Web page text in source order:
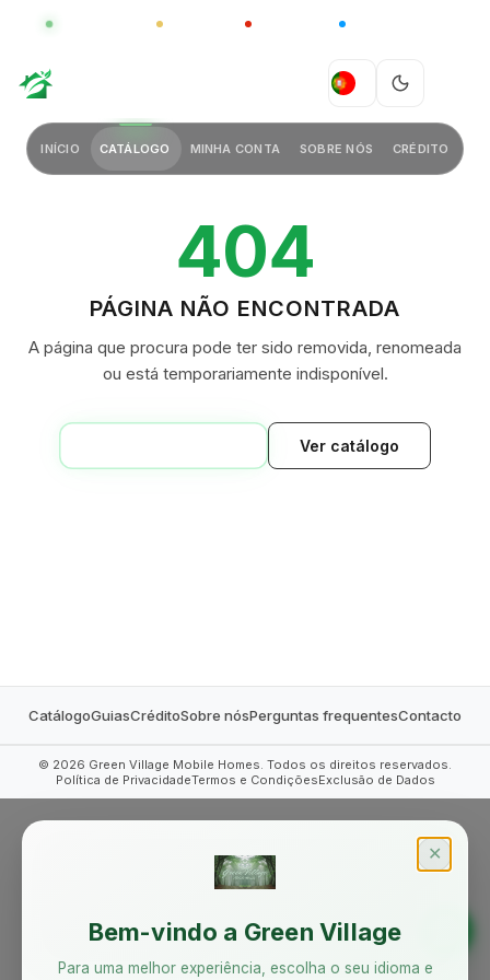
GLOBAL CHINA
PT
INÍCIO CATÁLOGO MINHA CONTA SOBRE NÓS CRÉDITO
404
PÁGINA NÃO ENCONTRADA
A página que procura pode ter sido removida, renomeada
ou está temporariamente indisponível.
Ver catálogo
CatálogoGuiasCréditoSobre nósPerguntas frequentesContacto
© 2026 Green Village Mobile Homes. Todos os direitos reservados.
Política de PrivacidadeTermos e CondiçõesExclusão de Dados
✕
Bem-vindo a Green Village
Para uma melhor experiência, escolha o seu idioma e